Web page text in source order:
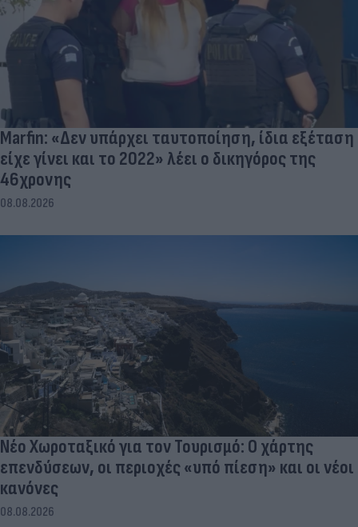
Marfin: «Δεν υπάρχει ταυτοποίηση, ίδια εξέταση
είχε γίνει και το 2022» λέει ο δικηγόρος της
46χρονης
08.08.2026
Νέο Χωροταξικό για τον Τουρισμό: Ο χάρτης
επενδύσεων, οι περιοχές «υπό πίεση» και οι νέοι
κανόνες
08.08.2026